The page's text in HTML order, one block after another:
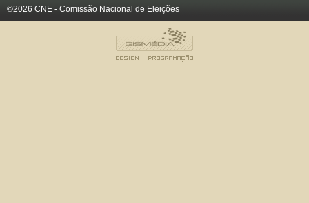
©2026 CNE - Comissão Nacional de Eleições